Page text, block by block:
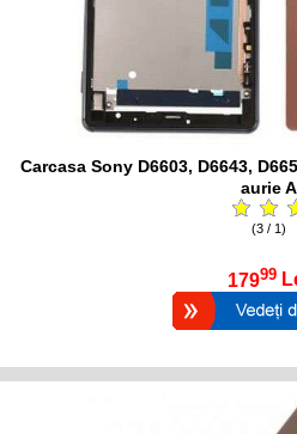
Carcasa Sony D6603, D6643,
aurie A
(3 / 1)
17999